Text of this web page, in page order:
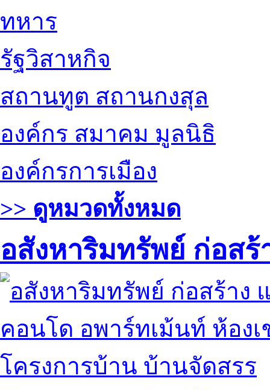
ทหาร
รัฐวิสาหกิจ
สถานทูต สถานกงสุล
องค์กร สมาคม มูลนิธิ
องค์กรการเมือง
>> ดูหมวดทั้งหมด
อสังหาริมทรัพย์ ก่อส
คอนโด อพาร์ทเม้นท์ ห้องเ
โครงการบ้าน บ้านจัดสรร